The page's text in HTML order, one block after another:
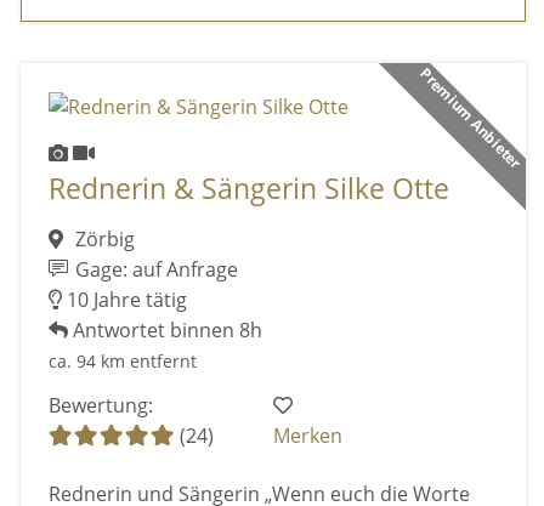
Premium Anbieter
Rednerin & Sängerin Silke Otte
Zörbig
Gage: auf Anfrage
10 Jahre tätig
Antwortet binnen 8h
ca. 94 km entfernt
Bewertung:
(24)
Merken
Rednerin und Sängerin „Wenn euch die Worte